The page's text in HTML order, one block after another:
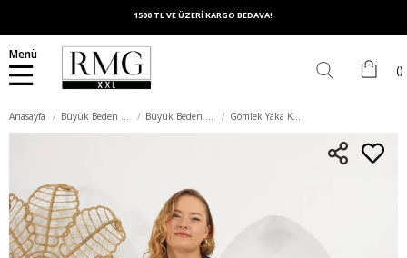
1500 TL VE ÜZERİ KARGO BEDAVA!
Menü
Anasayfa Büyük Beden Üst Giyim Büyük Beden Takım Gömlek Yaka Kısa Kol Büyük Beden Alt Üst Takım Siyah